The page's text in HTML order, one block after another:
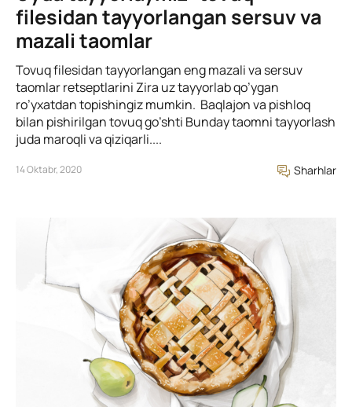
filesidan tayyorlangan sersuv va
mazali taomlar
Tovuq filesidan tayyorlangan eng mazali va sersuv
taomlar retseptlarini Zira uz tayyorlab qo’ygan
ro’yxatdan topishingiz mumkin. Baqlajon va pishloq
bilan pishirilgan tovuq go’shti Bunday taomni tayyorlash
juda maroqli va qiziqarli....
14 Oktabr, 2020 Sharhlar